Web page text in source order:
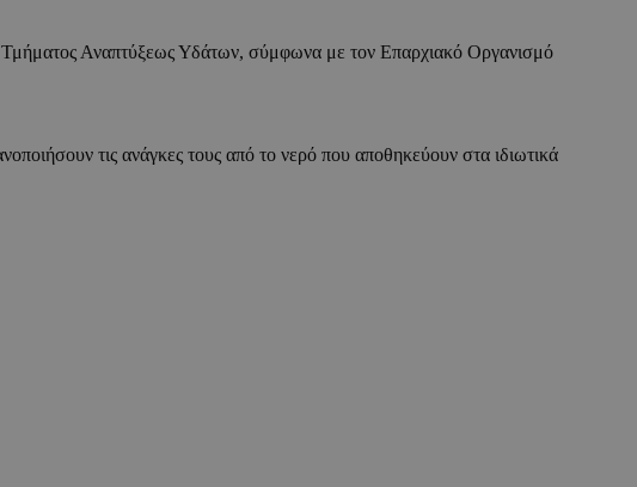
Αναπτύξεως Υδάτων, σύμφωνα με τον Επαρχιακό Οργανισμό
τις ανάγκες τους από το νερό που αποθηκεύουν στα ιδιωτικά